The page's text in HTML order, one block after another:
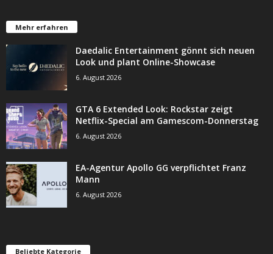
Mehr erfahren
Daedalic Entertainment gönnt sich neuen
Look und plant Online-Showcase
6. August 2026
GTA 6 Extended Look: Rockstar zeigt
Netflix-Special am Gamescom-Donnerstag
6. August 2026
EA-Agentur Apollo GG verpflichtet Franz
Mann
6. August 2026
Beliebte Kategorie